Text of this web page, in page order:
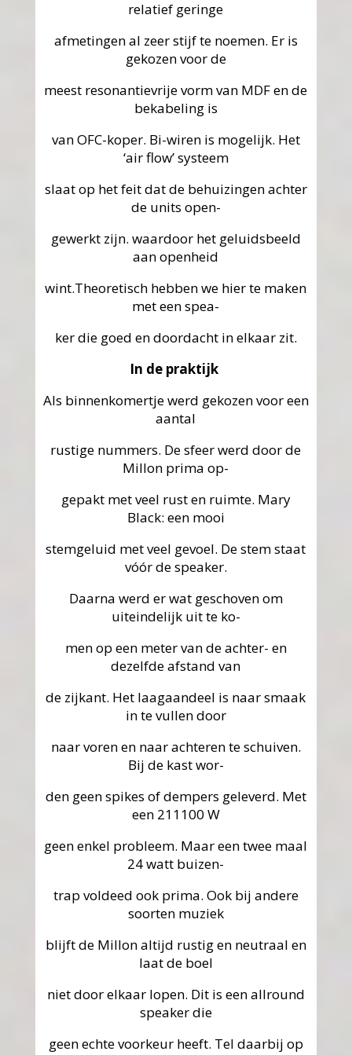
relatief geringe
afmetingen al zeer stijf te noemen. Er is
gekozen voor de
meest resonantievrije vorm van MDF en de
bekabeling is
van OFC-koper. Bi-wiren is mogelijk. Het
‘air flow’ systeem
slaat op het feit dat de behuizingen achter
de units open-
gewerkt zijn. waardoor het geluidsbeeld
aan openheid
wint.Theoretisch hebben we hier te maken
met een spea-
ker die goed en doordacht in elkaar zit.
In de praktijk
Als binnenkomertje werd gekozen voor een
aantal
rustige nummers. De sfeer werd door de
Millon prima op-
gepakt met veel rust en ruimte. Mary
Black: een mooi
stemgeluid met veel gevoel. De stem staat
vóór de speaker.
Daarna werd er wat geschoven om
uiteindelijk uit te ko-
men op een meter van de achter- en
dezelfde afstand van
de zijkant. Het laagaandeel is naar smaak
in te vullen door
naar voren en naar achteren te schuiven.
Bij de kast wor-
den geen spikes of dempers geleverd. Met
een 211100 W
geen enkel probleem. Maar een twee maal
24 watt buizen-
trap voldeed ook prima. Ook bij andere
soorten muziek
blijft de Millon altijd rustig en neutraal en
laat de boel
niet door elkaar lopen. Dit is een allround
speaker die
geen echte voorkeur heeft. Tel daarbij op